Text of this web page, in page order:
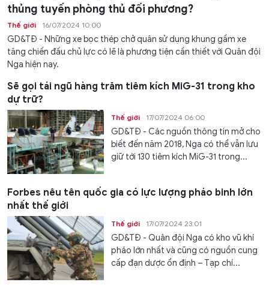
thủng tuyến phòng thủ đối phương?
Thế giới 16/07/2024 10:00
GD&TĐ - Những xe bọc thép chở quân sử dụng khung gầm xe
tăng chiến đấu chủ lực có lẽ là phương tiện cần thiết với Quân đội
Nga hiện nay.
Sẽ gọi tái ngũ hàng trăm tiêm kích MiG-31 trong kho
dự trữ?
Thế giới 17/07/2024 06:00
GD&TĐ - Các nguồn thông tin mở cho
biết đến năm 2018, Nga có thể vẫn lưu
giữ tới 130 tiêm kích MiG-31 trong...
Forbes nêu tên quốc gia có lực lượng pháo binh lớn
nhất thế giới
Thế giới 17/07/2024 23:01
GD&TĐ - Quân đội Nga có kho vũ khí
pháo lớn nhất và cũng có nguồn cung
cấp đạn dược ổn định – Tạp chí...